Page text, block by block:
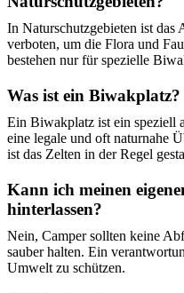
In Naturschutzgebieten ist das
verboten, um die Flora und
bestehen nur für spezielle
Was ist ein Biwakplatz?
Ein Biwakplatz ist ein speziell
eine legale und oft naturnahe
ist das Zelten in der Regel
Kann ich meinen
hinterlassen?
Nein, Camper sollten keine
sauber halten. Ein
Umwelt zu schützen.